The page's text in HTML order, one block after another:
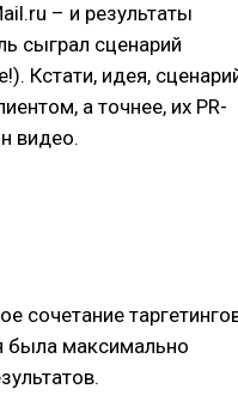
– и результаты
сыграл сценарий
Кстати, идея,
а точнее, их PR-
видео.
сочетание
была максимально